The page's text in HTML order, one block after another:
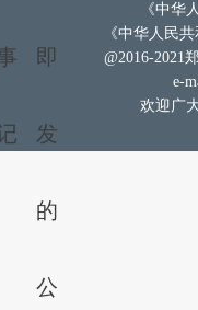
即
发
的
公
《中华
《中华人民
@2016-2021
e-
欢迎广